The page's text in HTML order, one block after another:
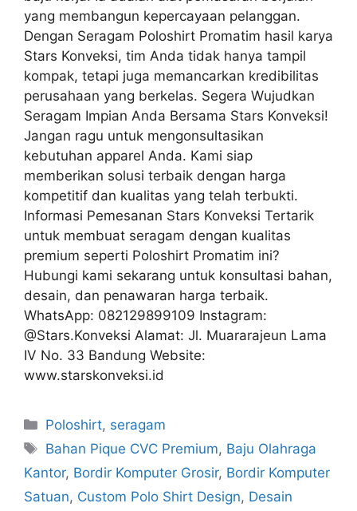
yang membangun kepercayaan pelanggan.
Dengan Seragam Poloshirt Promatim hasil karya
Stars Konveksi, tim Anda tidak hanya tampil
kompak, tetapi juga memancarkan kredibilitas
perusahaan yang berkelas. Segera Wujudkan
Seragam Impian Anda Bersama Stars Konveksi!
Jangan ragu untuk mengonsultasikan
kebutuhan apparel Anda. Kami siap
memberikan solusi terbaik dengan harga
kompetitif dan kualitas yang telah terbukti.
Informasi Pemesanan Stars Konveksi Tertarik
untuk membuat seragam dengan kualitas
premium seperti Poloshirt Promatim ini?
Hubungi kami sekarang untuk konsultasi bahan,
desain, dan penawaran harga terbaik.
WhatsApp: 082129899109 Instagram:
@Stars.Konveksi Alamat: Jl. Muararajeun Lama
IV No. 33 Bandung Website:
www.starskonveksi.id
Poloshirt, seragam
Bahan Pique CVC Premium, Baju Olahraga
Kantor, Bordir Komputer Grosir, Bordir Komputer
Satuan, Custom Polo Shirt Design, Desain